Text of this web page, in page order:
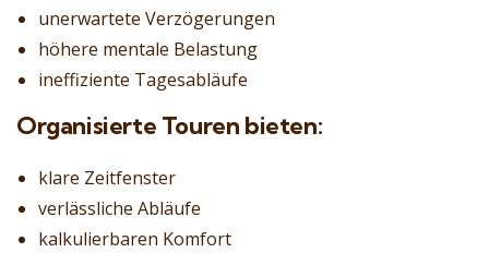
unerwartete Verzögerungen
höhere mentale Belastung
ineffiziente Tagesabläufe
Organisierte Touren bieten:
klare Zeitfenster
verlässliche Abläufe
kalkulierbaren Komfort